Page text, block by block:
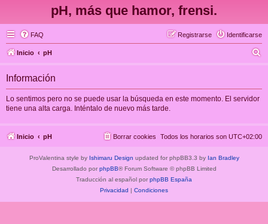
pH, más que hamor, frensi.
FAQ Identificarse
Registrarse
Inicio pH
Información
Lo sentimos pero no se puede usar la búsqueda en este momento. El servidor
tiene una alta carga. Inténtalo de nuevo más tarde.
Inicio pH Todos los horarios son UTC+02:00
Borrar cookies
ProValentina style by Ishimaru Design updated for phpBB3.3 by Ian Bradley
Desarrollado por phpBB® Forum Software © phpBB Limited
Traducción al español por phpBB España
Privacidad | Condiciones